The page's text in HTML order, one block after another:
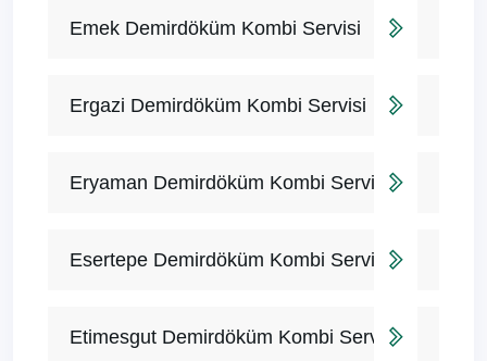
Emek Demirdöküm Kombi Servisi
Ergazi Demirdöküm Kombi Servisi
Eryaman Demirdöküm Kombi Servisi
Esertepe Demirdöküm Kombi Servisi
Etimesgut Demirdöküm Kombi Servisi